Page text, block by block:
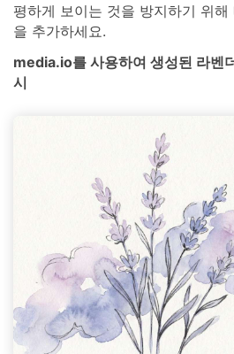
평하게 보이는 것을 방지하기 위
을 추가하세요.
media.io를 사용하여 생성된 라벤
시